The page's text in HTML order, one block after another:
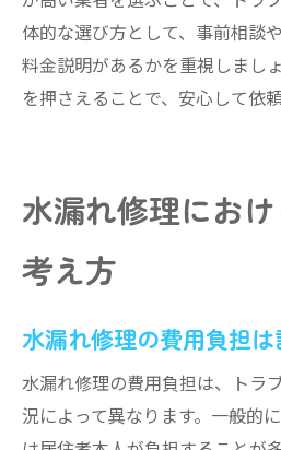
体的な選び方として、事前相談
料金説明があるかを重視しまし
を押さえることで、安心して依頼
水漏れ修理にお
考え方
水漏れ修理の費用負担
水漏れ修理の費用負担は、トラ
況によって異なります。一般的